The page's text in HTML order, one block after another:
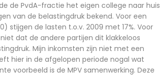
de PvdA-fractie het eigen college naar huis
van de belastingdruk bekend. Voor een
stijgen de lasten t.o.v. 2009 met 17%. Voor
dat de andere partijen dit klakkeloos
Mijn inkomsten zijn niet met een
hier in de afgelopen periode nogal wat
voorbeeld is de MPV samenwerking. Deze